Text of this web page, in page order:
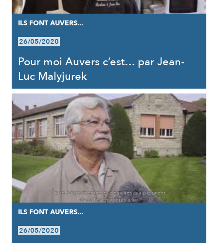
ILS FONT AUVERS...
26/05/2020
Pour moi Auvers c’est… par Jean-
Luc Malyjurek
ILS FONT AUVERS...
26/05/2020